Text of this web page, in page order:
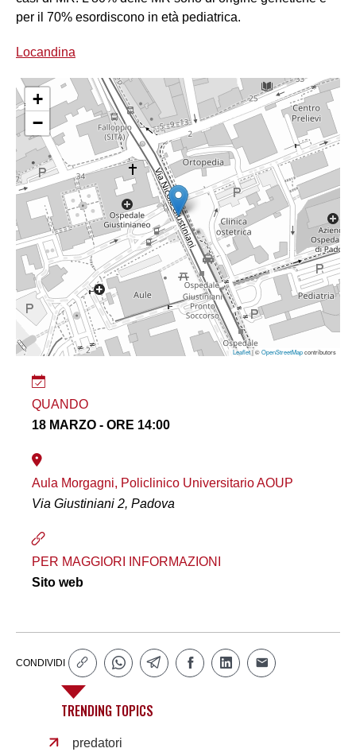
per il 70% esordiscono in età pediatrica.
Locandina
+
−
Leaflet| ©OpenStreetMapcontributors
QUANDO
18 MARZO - ORE 14:00
Aula Morgagni, Policlinico Universitario AOUP
Via Giustiniani 2, Padova
PER MAGGIORI INFORMAZIONI
Sito web
CONDIVIDI
TRENDING TOPICS
predatori